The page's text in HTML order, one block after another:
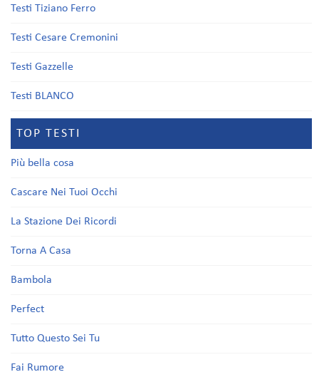
Testi Tiziano Ferro
Testi Cesare Cremonini
Testi Gazzelle
Testi BLANCO
TOP TESTI
Più bella cosa
Cascare Nei Tuoi Occhi
La Stazione Dei Ricordi
Torna A Casa
Bambola
Perfect
Tutto Questo Sei Tu
Fai Rumore